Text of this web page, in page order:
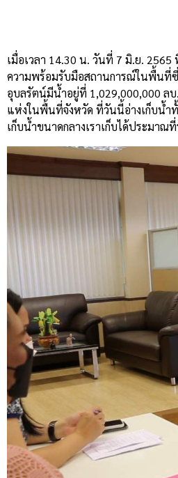
เมื่อเวลา 14.30 น. วันที่ 7 มิ.ย.
ความพร้อมรับมือสถานการณ์ในพื้นที่
อุบลรัตน์มีน้ำอยู่ที่ 1,029,000,000 ล
แห่งในพื้นที่จังหวัด ที่วันนี้อ่างเก็บน้ำ
เก็บน้ำขนาดกลางเราเก็บได้ประมาณ